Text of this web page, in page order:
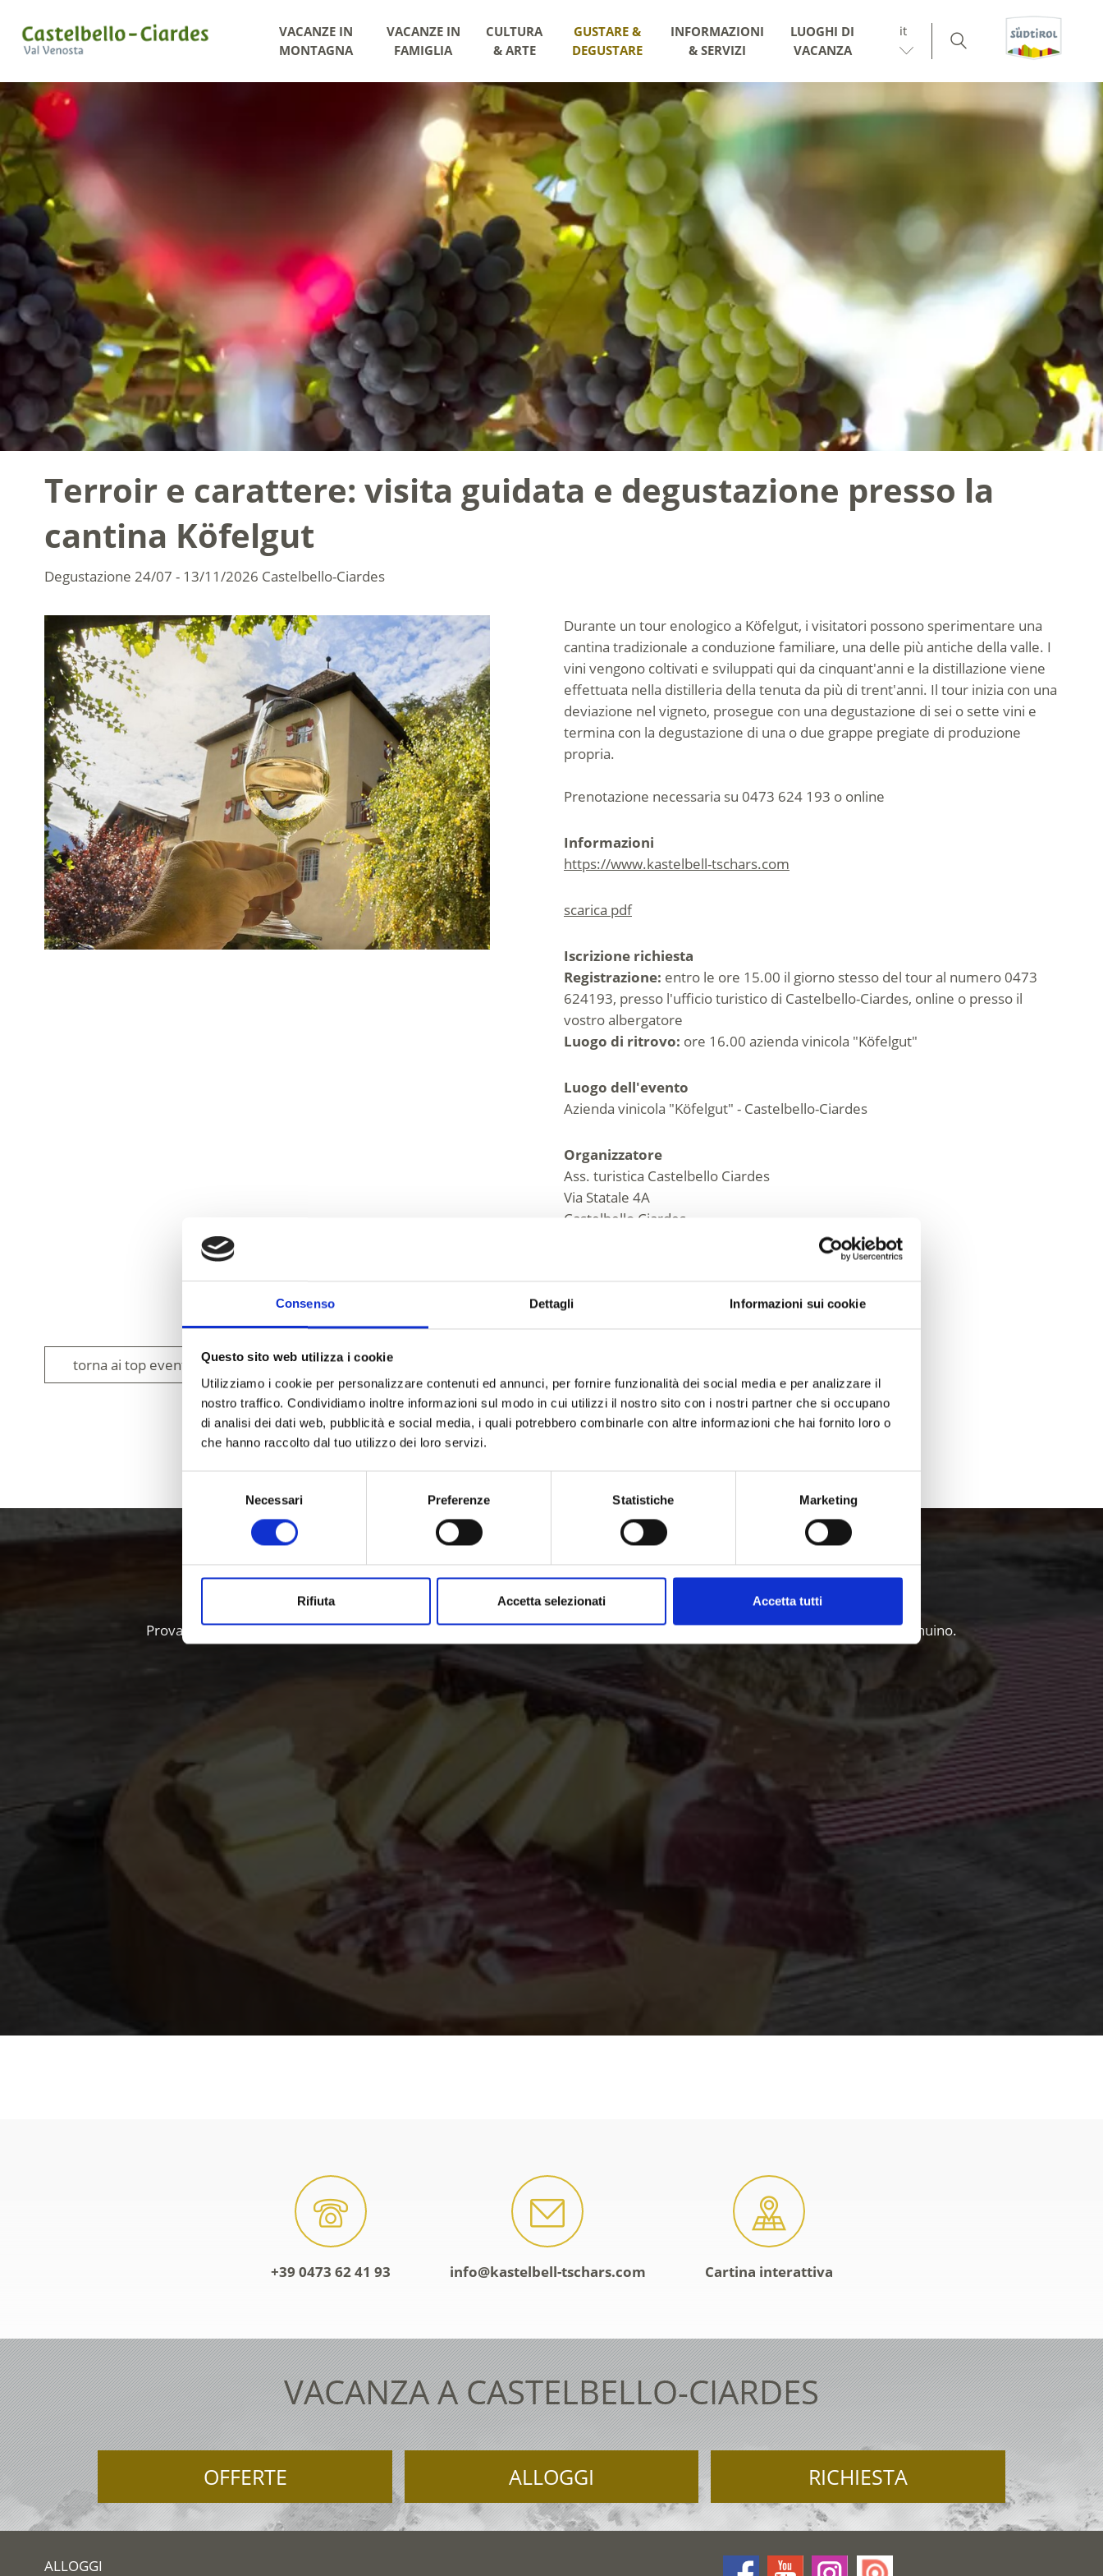
Consenso Dettagli Informazioni sui cookie
Questo sito web utilizza i cookie
Utilizziamo i cookie per personalizzare contenuti ed annunci, per fornire funzionalità dei social media e per analizzare il
nostro traffico. Condividiamo inoltre informazioni sul modo in cui utilizzi il nostro sito con i nostri partner che si occupano
di analisi dei dati web, pubblicità e social media, i quali potrebbero combinarle con altre informazioni che hai fornito loro o
che hanno raccolto dal tuo utilizzo dei loro servizi.
Necessari Preferenze Statistiche Marketing
Rifiuta Accetta selezionati Accetta tutti
VACANZE IN
MONTAGNA
VACANZE IN
FAMIGLIA
CULTURA
& ARTE
GUSTARE &
DEGUSTARE
INFORMAZIONI
& SERVIZI
LUOGHI DI
VACANZA
it
Terroir e carattere: visita guidata e degustazione presso la
cantina Köfelgut
Degustazione 24/07 - 13/11/2026 Castelbello-Ciardes
Durante un tour enologico a Köfelgut, i visitatori possono sperimentare una
cantina tradizionale a conduzione familiare, una delle più antiche della valle. I
vini vengono coltivati e sviluppati qui da cinquant'anni e la distillazione viene
effettuata nella distilleria della tenuta da più di trent'anni. Il tour inizia con una
deviazione nel vigneto, prosegue con una degustazione di sei o sette vini e
termina con la degustazione di una o due grappe pregiate di produzione
propria.
Prenotazione necessaria su 0473 624 193 o online
Informazioni
https://www.kastelbell-tschars.com
scarica pdf
Iscrizione richiesta
Registrazione: entro le ore 15.00 il giorno stesso del tour al numero 0473
624193, presso l'ufficio turistico di Castelbello-Ciardes, online o presso il
vostro albergatore
Luogo di ritrovo: ore 16.00 azienda vinicola "Köfelgut"
Luogo dell'evento
Azienda vinicola "Köfelgut" - Castelbello-Ciardes
Organizzatore
Ass. turistica Castelbello Ciardes
Via Statale 4A
Castelbello Ciardes
Tel.+39 0473 624193
torna ai top eventi
Alto Adige - vivere i piaceri in Val Venosta
Provate la varietà delle specialità locali della Val Venosta in Alto Adige, la valle dei buongustai e degli intenditori del cibo genuino.
+39 0473 62 41 93 info@kastelbell-tschars.com Cartina interattiva
VACANZA A CASTELBELLO-CIARDES
OFFERTE ALLOGGI RICHIESTA
ALLOGGI